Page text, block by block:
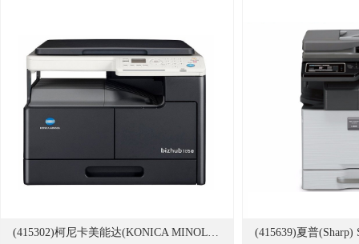
(415302)柯尼卡美能达(KONICA MINOLTA) 185e A3 复合机(单位：台)